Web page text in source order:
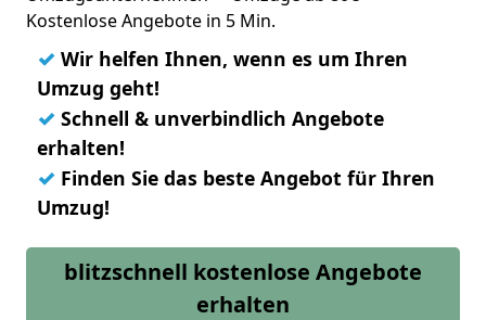
Kostenlose Angebote in 5 Min.
✓ Wir helfen Ihnen, wenn es um Ihren
Umzug geht!
✓ Schnell & unverbindlich Angebote
erhalten!
✓ Finden Sie das beste Angebot für Ihren
Umzug!
blitzschnell kostenlose Angebote
erhalten